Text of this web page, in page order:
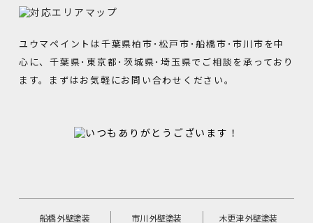
ユウマペイントは千葉県柏市･松戸市･船橋市･市川市を中
心に、千葉県･東京都･茨城県･埼玉県でご相談を承っており
ます。まずはお気軽にお問い合わせください。
船橋 外壁塗装 市川 外壁塗装 木更津 外壁塗装